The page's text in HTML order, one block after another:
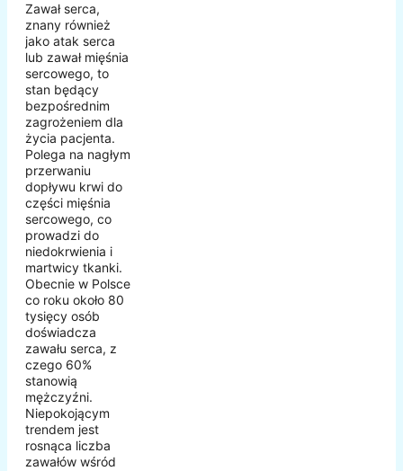
Zawał serca,
znany również
jako atak serca
lub zawał mięśnia
sercowego, to
stan będący
bezpośrednim
zagrożeniem dla
życia pacjenta.
Polega na nagłym
przerwaniu
dopływu krwi do
części mięśnia
sercowego, co
prowadzi do
niedokrwienia i
martwicy tkanki.
Obecnie w Polsce
co roku około 80
tysięcy osób
doświadcza
zawału serca, z
czego 60%
stanowią
mężczyźni.
Niepokojącym
trendem jest
rosnąca liczba
zawałów wśród